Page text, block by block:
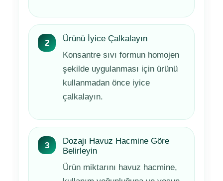
Ürünü İyice Çalkalayın
Konsantre sıvı formun homojen
şekilde uygulanması için ürünü
kullanmadan önce iyice
çalkalayın.
Dozajı Havuz Hacmine Göre
Belirleyin
Ürün miktarını havuz hacmine,